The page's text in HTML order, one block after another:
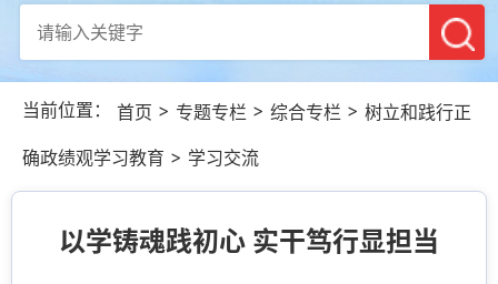
当前位置： 首页 > 专题专栏 > 综合专栏 > 树立和践行正
确政绩观学习教育 > 学习交流
以学铸魂践初心 实干笃行显担当